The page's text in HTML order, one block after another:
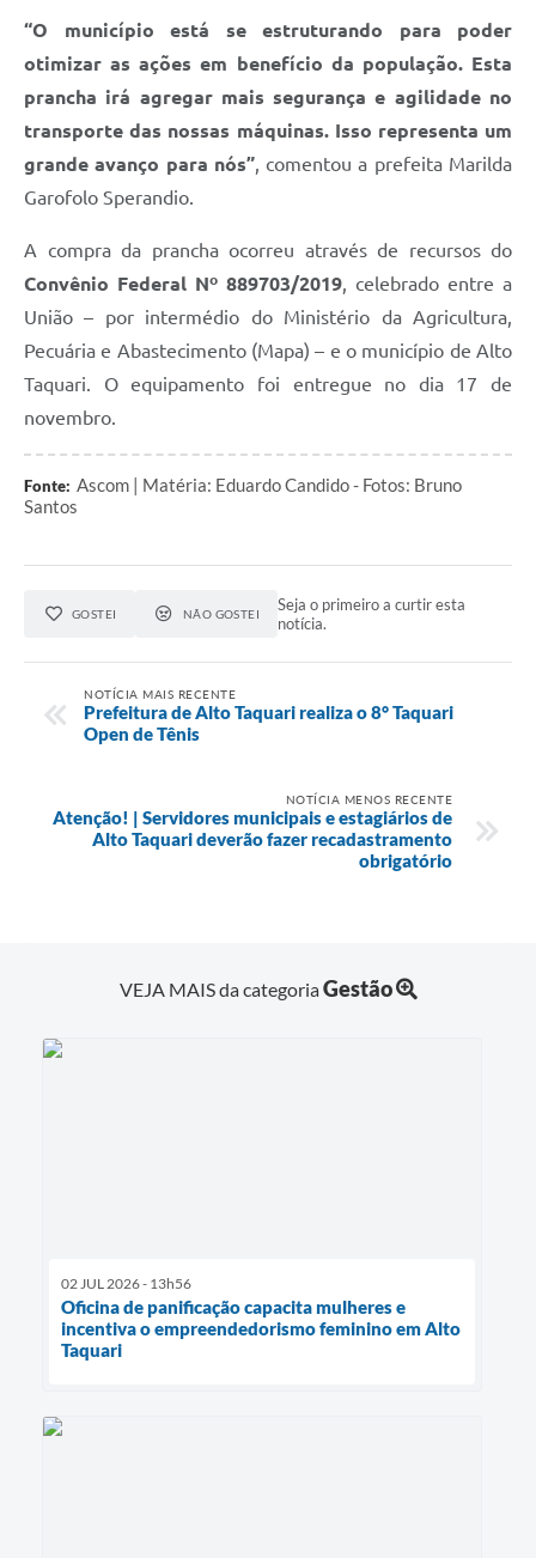
“O município está se estruturando para poder
otimizar as ações em benefício da população. Esta
prancha irá agregar mais segurança e agilidade no
transporte das nossas máquinas. Isso representa um
grande avanço para nós”, comentou a prefeita Marilda
Garofolo Sperandio.
A compra da prancha ocorreu através de recursos do
Convênio Federal Nº 889703/2019 , celebrado entre a
União – por intermédio do Ministério da Agricultura,
Pecuária e Abastecimento (Mapa) – e o município de Alto
Taquari. O equipamento foi entregue no dia 17 de
novembro.
Fonte: Ascom | Matéria: Eduardo Candido - Fotos: Bruno
Santos
GOSTEI NÃO GOSTEI
Seja o primeiro a curtir esta
notícia.
NOTÍCIA MAIS RECENTE
Prefeitura de Alto Taquari realiza o 8° Taquari
Open de Tênis
NOTÍCIA MENOS RECENTE
Atenção! | Servidores municipais e estagiários de
Alto Taquari deverão fazer recadastramento
obrigatório
VEJA MAIS da categoriaGestão
02 JUL 2026 - 13h56
Oficina de panificação capacita mulheres e
incentiva o empreendedorismo feminino em Alto
Taquari